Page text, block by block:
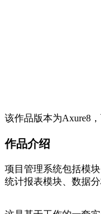
该作品版本为Axure8
作品介绍
项目管理系统包括模
统计报表模块、数据